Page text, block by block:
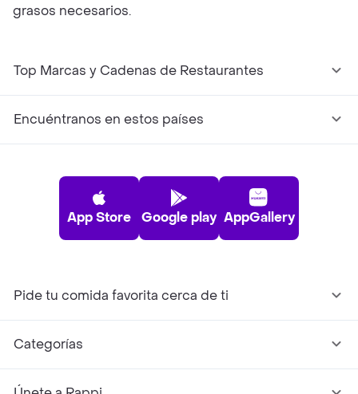
grasos necesarios.
Top Marcas y Cadenas de Restaurantes
Encuéntranos en estos países
App Store Google play AppGallery
Pide tu comida favorita cerca de ti
Categorías